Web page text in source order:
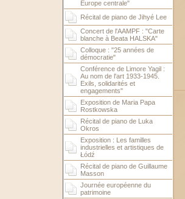
Europe centrale"
Récital de piano de Jihyé Lee
Concert de l'AAMPF : "Carte
blanche à Beata HALSKA"
Colloque : "25 années de
démocratie"
Conférence de Limore Yagil :
Au nom de l'art 1933-1945.
Exils, solidarités et
engagements"
Exposition de Maria Papa
Rostkowska
Récital de piano de Luka
Okros
Exposition : Les familles
industrielles et artistiques de
Łódź
Récital de piano de Guillaume
Masson
Journée européenne du
patrimoine